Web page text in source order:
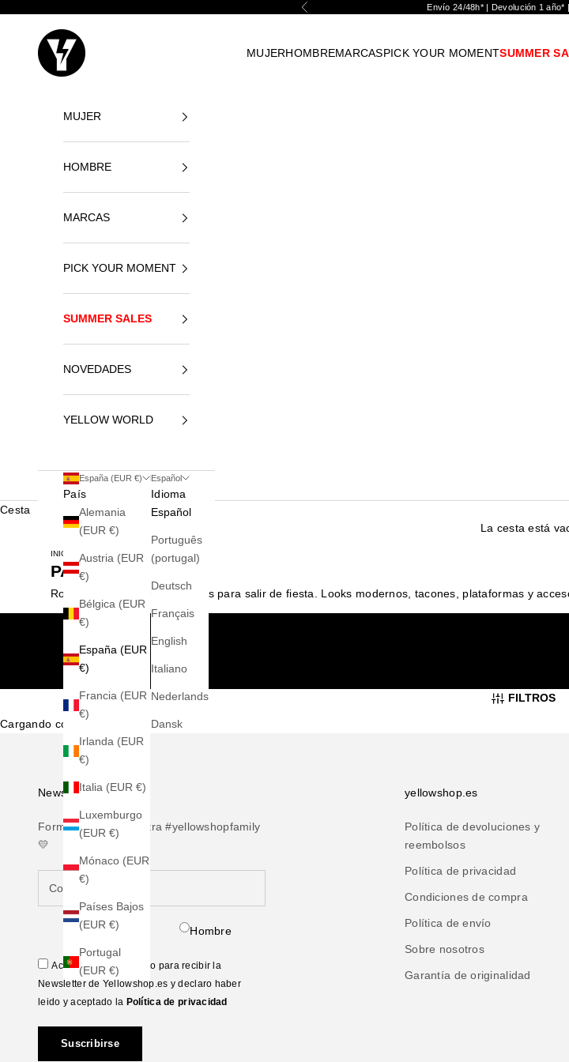
Anterior Envío 24/48h* | Devolución 1 año*
Yellowshop
MUJERHOMBREMARCASPICK YOUR MOMENTSUMMER
MUJER
HOMBRE
MARCAS
PICK YOUR MOMENT
SUMMER SALES
NOVEDADES
YELLOW WORLD
España (EUR €)
País
Alemania
(EUR €)
Austria (EUR
€)
Bélgica (EUR
€)
España (EUR
€)
Francia (EUR
€)
Irlanda (EUR
€)
Italia (EUR €)
Luxemburgo
(EUR €)
Mónaco (EUR
€)
Países Bajos
(EUR €)
Portugal
(EUR €)
Español
Idioma
Español
Português
(portugal)
Deutsch
Français
English
Italiano
Nederlands
Dansk
Cesta
La cesta está
INICIO PARTY
PARTY
Ropa, calzado y complementos para salir de fiesta. Looks modernos, tacones, plataformas y
FILTROS
Cargando contenido...
Newsletter
Forma parte de nuestra #yellowshopfamily
💛
Mujer Hombre
Acepto ceder mi correo para recibir la
Newsletter de Yellowshop.es y declaro haber
leido y aceptado la Política de privacidad
Suscribirse
yellowshop.es
Política de devoluciones y
reembolsos
Política de privacidad
Condiciones de compra
Política de envío
Sobre nosotros
Garantía de originalidad